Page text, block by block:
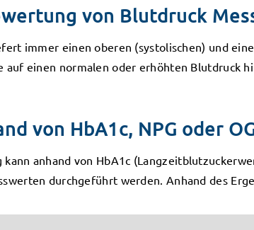
von Blutdruck
immer einen oberen (systolischen) und
auf einen normalen oder erhöhten Blutdruck
von HbA1c, NPG oder
anhand von HbA1c
durchgeführt werden. Anhand des